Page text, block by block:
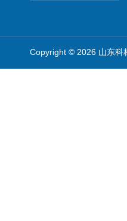
Copyright © 2026 山东科